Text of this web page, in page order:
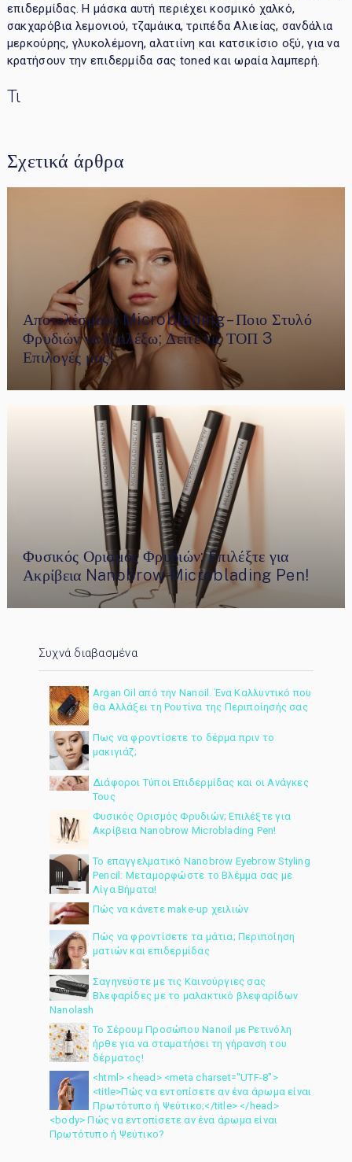
επιδερμίδας. Η μάσκα αυτή περιέχει κοσμικό χαλκό,
σακχαρόβια λεμονιού, τζαμάικα, τριπέδα Αλιείας, σανδάλια
μερκούρης, γλυκολέμονη, αλατιίνη και κατσικίσιο οξύ, για να
κρατήσουν την επιδερμίδα σας toned και ωραία λαμπερή.
Τι
Σχετικά άρθρα
Αποτελέσματα Microblading – Ποιο Στυλό
Φρυδιών να Επιλέξω; Δείτε τις ΤΟΠ 3
Επιλογές μας!
Φυσικός Ορισμός Φρυδιών; Επιλέξτε για
Ακρίβεια Nanobrow Microblading Pen!
Συχνά διαβασμένα
Argan Oil από την Nanoil. Ένα Καλλυντικό που
θα Αλλάξει τη Ρουτίνα της Περιποίησής σας
Πως να φροντίσετε το δέρμα πριν το
μακιγιάζ;
Διάφοροι Τύποι Επιδερμίδας και οι Ανάγκες
Τους
Φυσικός Ορισμός Φρυδιών; Επιλέξτε για
Ακρίβεια Nanobrow Microblading Pen!
Το επαγγελματικό Nanobrow Eyebrow Styling
Pencil: Μεταμορφώστε το Βλέμμα σας με
Λίγα Βήματα!
Πώς να κάνετε make-up χειλιών
Πώς να φροντίσετε τα μάτια; Περιποίηση
ματιών και επιδερμίδας
Σαγηνεύστε με τις Καινούργιες σας
Βλεφαρίδες με το μαλακτικό βλεφαρίδων
Nanolash
Το Σέρουμ Προσώπου Nanoil με Ρετινόλη
ήρθε για να σταματήσει τη γήρανση του
δέρματος!
<html> <head> <meta charset="UTF-8">
<title>Πώς να εντοπίσετε αν ένα άρωμα είναι
Πρωτότυπο ή Ψεύτικο;</title> </head>
<body> Πώς να εντοπίσετε αν ένα άρωμα είναι
Πρωτότυπο ή Ψεύτικο?